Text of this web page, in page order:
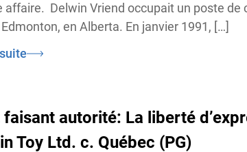
affaire. Delwin Vriend occupait un poste de
en Alberta. En janvier 1991, […]
autorité: La liberté
Toy Ltd. c. Québec (PG)